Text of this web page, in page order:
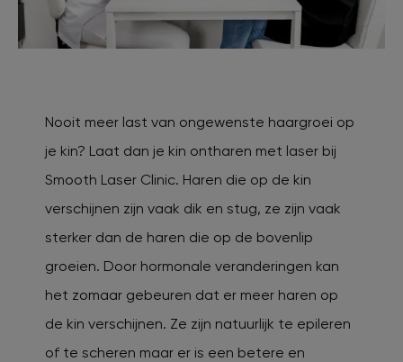
Nooit meer last van ongewenste haargroei op
je kin? Laat dan je kin ontharen met laser bij
Smooth Laser Clinic. Haren die op de kin
verschijnen zijn vaak dik en stug, ze zijn vaak
sterker dan de haren die op de bovenlip
groeien. Door hormonale veranderingen kan
het zomaar gebeuren dat er meer haren op
de kin verschijnen. Ze zijn natuurlijk te epileren
of te scheren maar er is een betere en